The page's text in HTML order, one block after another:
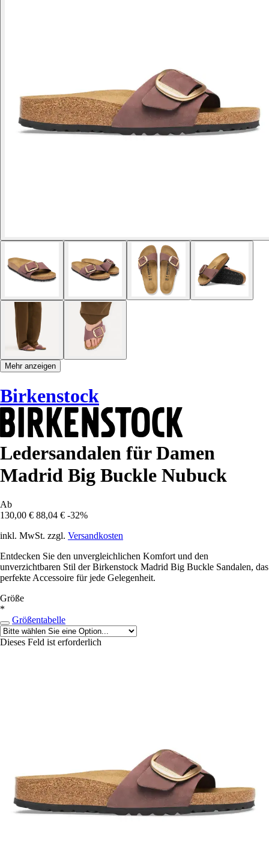
Mehr anzeigen
Birkenstock
Ledersandalen für Damen
Madrid Big Buckle Nubuck
Ab
130,00 € 88,04 € -32%
inkl. MwSt. zzgl. Versandkosten
Entdecken Sie den unvergleichlichen Komfort und den
unverzichtbaren Stil der Birkenstock Madrid Big Buckle Sandalen, das
perfekte Accessoire für jede Gelegenheit.
Größe
*
Größentabelle
Dieses Feld ist erforderlich